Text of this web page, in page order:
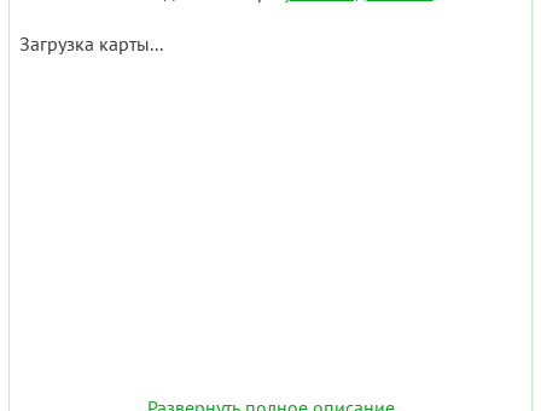
Загрузка карты...